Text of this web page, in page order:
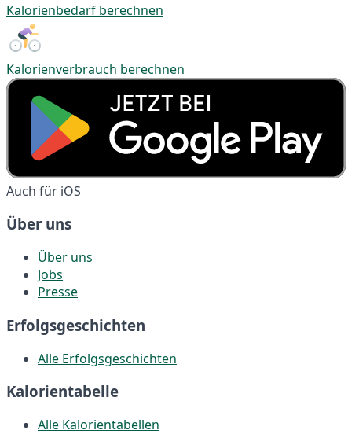
Kalorienbedarf berechnen
Kalorienverbrauch berechnen
Auch für iOS
Über uns
Über uns
Jobs
Presse
Erfolgsgeschichten
Alle Erfolgsgeschichten
Kalorientabelle
Alle Kalorientabellen